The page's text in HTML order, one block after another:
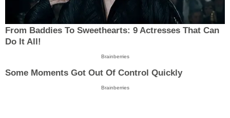
From Baddies To Sweethearts: 9 Actresses That Can
Do It All!
Brainberries
Some Moments Got Out Of Control Quickly
Brainberries